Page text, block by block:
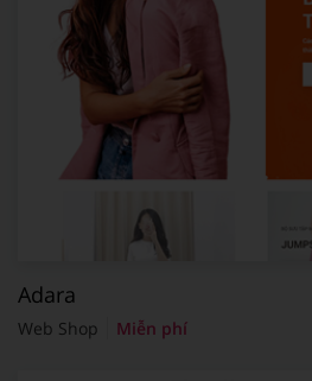
Adara
Web Shop Miễn phí